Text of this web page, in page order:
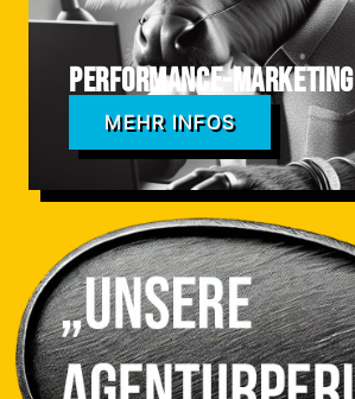
Performance-Marketing
MEHR INFOS